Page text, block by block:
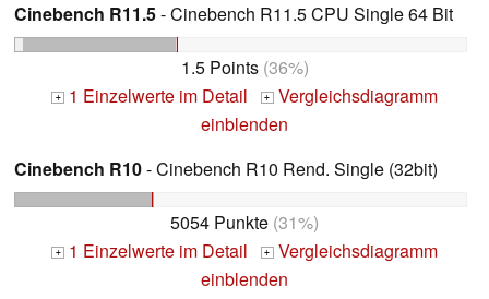
Cinebench R11.5- Cinebench R11.5 CPU Single 64 Bit
1.5 Points(36%)
+ 1 Einzelwerte im Detail + Vergleichsdiagramm
einblenden
Cinebench R10- Cinebench R10 Rend. Single (32bit)
5054 Punkte (31%)
+ 1 Einzelwerte im Detail + Vergleichsdiagramm
einblenden